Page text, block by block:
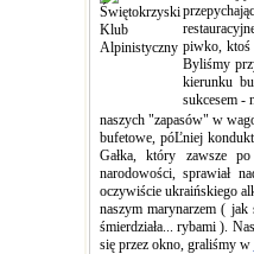
piwko, ktoś
Byliśmy
kierunku
sukcesem -
naszych "zapasów" w
bufetowe, póĽniej
Gałka, który zawsze
narodowości, sprawiał
oczywiście ukraińskiego
naszym marynarzem ( jak
śmierdziała... rybami ).
się przez okno, graliśmy w